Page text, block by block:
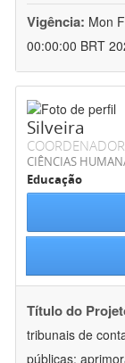
Vigência: Mon
00:00:00 BRT
Silveira
CIÊNCIAS
Educação
Título do
tribunais de
públicas: